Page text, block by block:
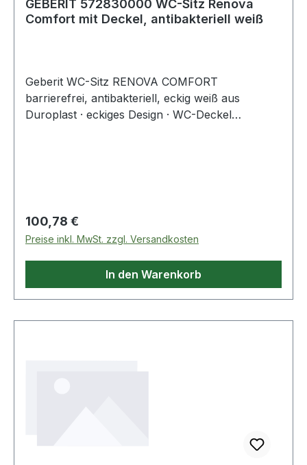
GEBERIT 572830000 WC-Sitz Renova
Comfort mit Deckel, antibakteriell weiß
Geberit WC-Sitz RENOVA COMFORT
barrierefrei, antibakteriell, eckig weiß aus
Duroplast · eckiges Design · WC-Deckel
Regulärer Preis:
100,78 €
Preise inkl. MwSt. zzgl. Versandkosten
In den Warenkorb